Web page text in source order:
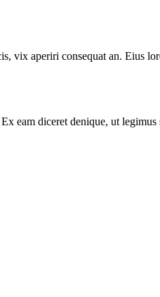
vix aperiri consequat an. Eius
eam diceret denique, ut